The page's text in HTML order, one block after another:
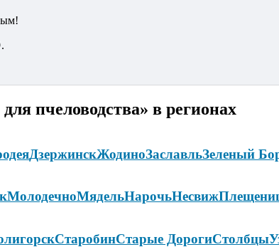
пчеловодства» в регионах
ДзержинскЖодиноЗаславльЗеленый
МолодечноМядельНарочьНесвиж
СтаробинСтарые ДорогиСтолбцы